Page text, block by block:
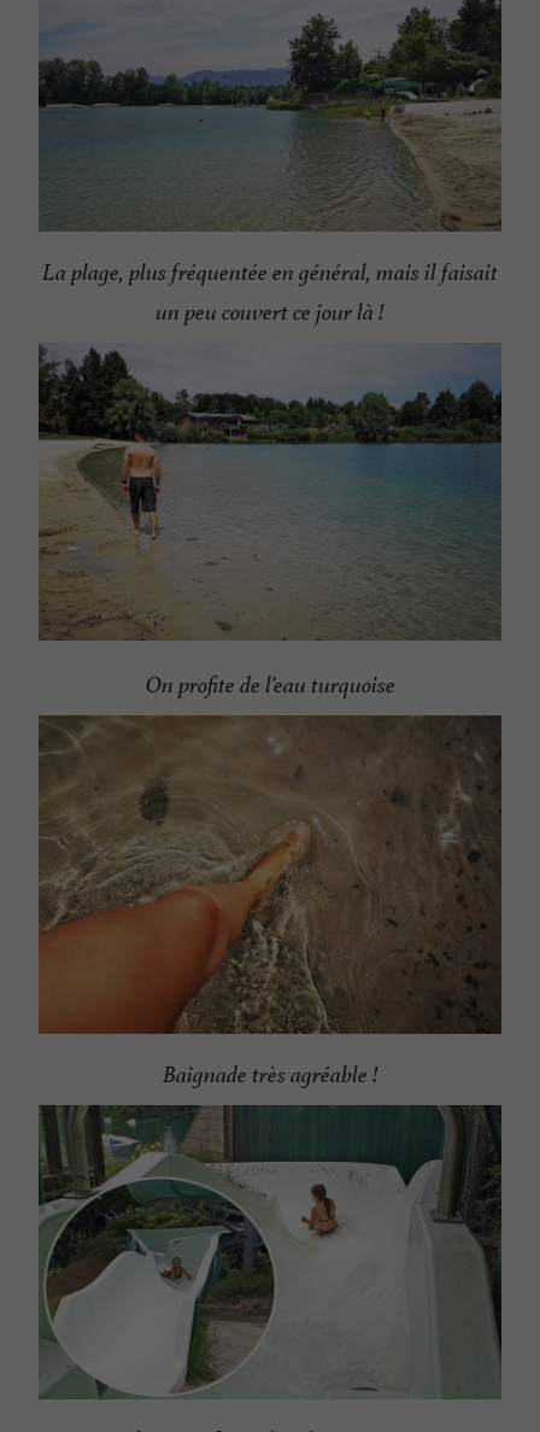
La plage, plus fréquentée en général, mais il faisait
un peu couvert ce jour là !
On profite de l’eau turquoise
Baignade très agréable !